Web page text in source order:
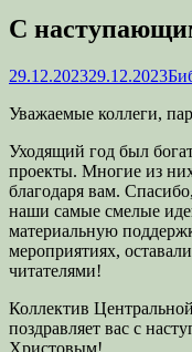
С
Опубликовано
29.12.202329.12.2023
Уважаемые коллеги,
Уходящий год был
проекты. Многие из
благодаря вам.
наши самые смелые
материальную
мероприятиях,
читателями!
Коллектив
поздравляет вас с
Христовым!